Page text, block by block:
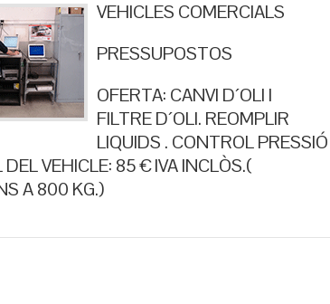
VEHICLES COMERCIALS
PRESSUPOSTOS
OFERTA: CANVI D´OLI I
FILTRE D´OLI. REOMPLIR
LIQUIDS . CONTROL PRESSIÓ
VEHICLE: 85 € IVA INCLÒS.(
A 800 KG.)